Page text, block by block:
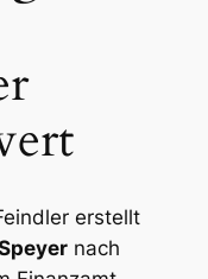
erstellt
nach